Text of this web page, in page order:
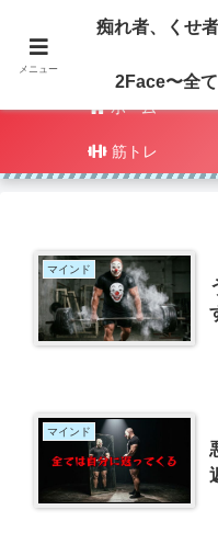
ホーム
筋トレ
マインド
マインド
メニュー
痴れ者、くせ
2Face〜全